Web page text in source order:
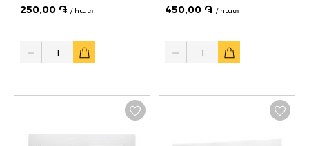
250,00 ֏ / հատ
Quantity
450,00 ֏ / հատ
Quantity